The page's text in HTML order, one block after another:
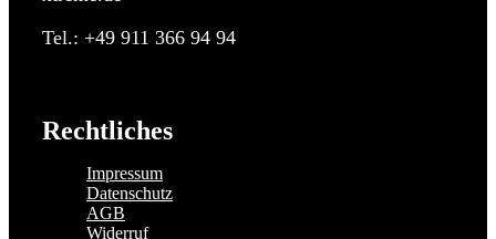
Tel.: +49 911 366 94 94
Rechtliches
Impressum
Datenschutz
AGB
Widerruf